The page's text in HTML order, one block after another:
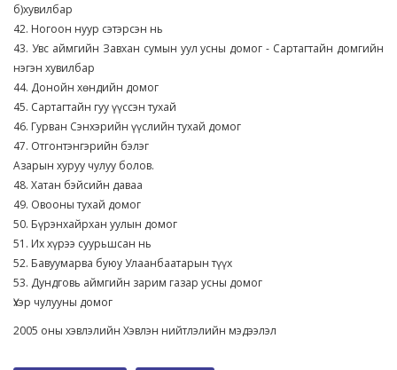
б)хувилбар
42. Ногоон нуур сэтэрсэн нь
43. Увс аймгийн Завхан сумын уул усны домог - Сартагтайн домгийн
нэгэн хувилбар
44. Донойн хөндийн домог
45. Сартагтайн гуу үүссэн тухай
46. Гурван Сэнхэрийн үүслийн тухай домог
47. Отгонтэнгэрийн бэлэг
Азарын хуруу чулуу болов.
48. Хатан бэйсийн даваа
49. Овооны тухай домог
50. Бүрэнхайрхан уулын домог
51. Их хүрээ суурьшсан нь
52. Бавуумарва буюу Улаанбаатарын түүх
53. Дундговь аймгийн зарим газар усны домог
Үхэр чулууны домог
2005 оны хэвлэлийн Хэвлэн нийтлэлийн мэдээлэл